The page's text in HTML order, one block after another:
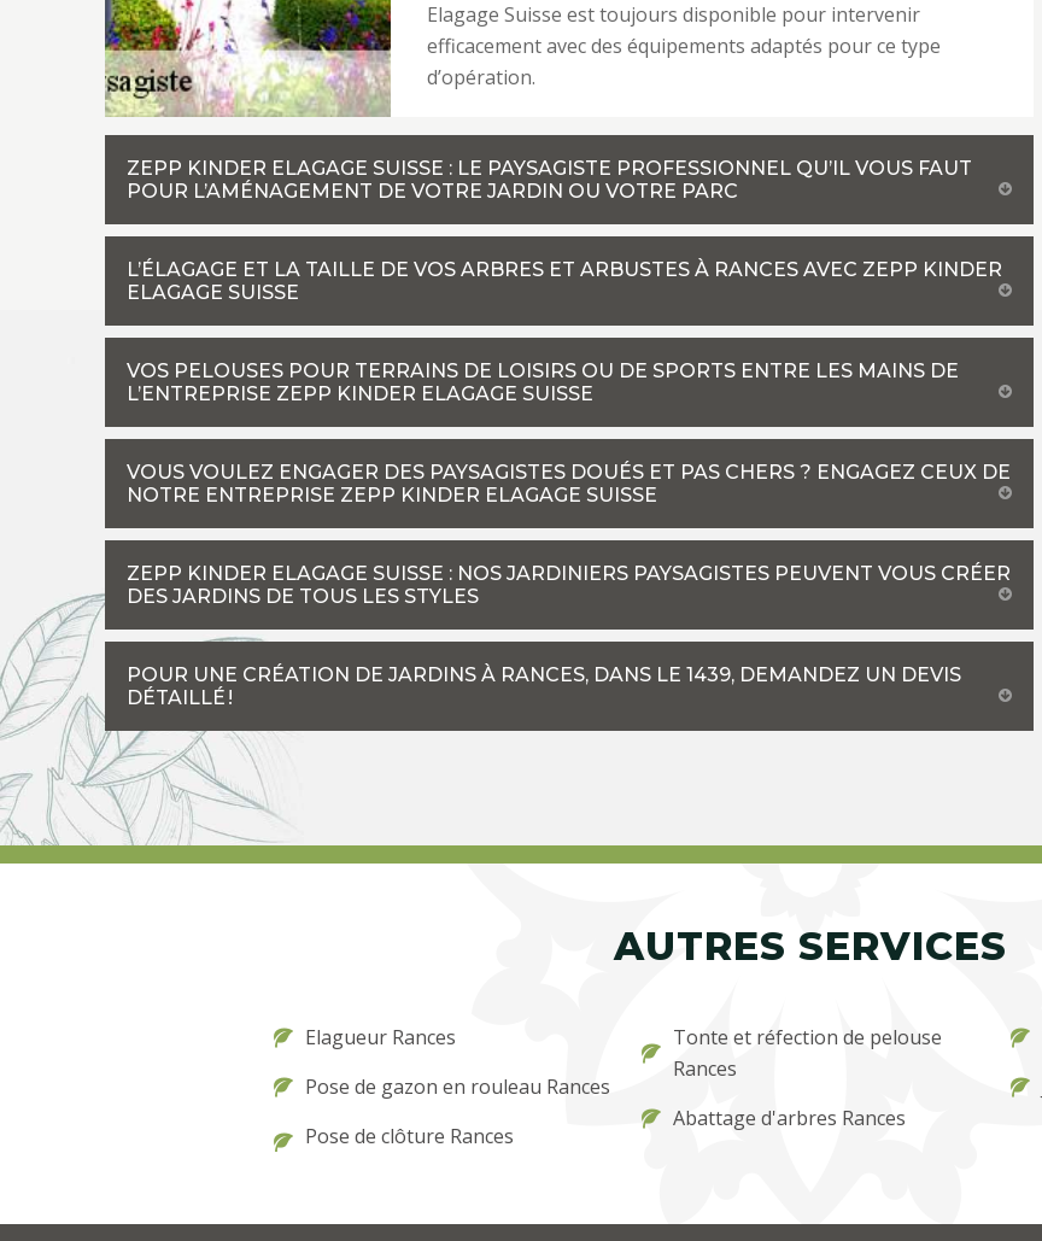
Elagage Suisse est toujours disponible pour intervenir
efficacement avec des équipements adaptés pour ce type
d’opération.
ZEPP KINDER ELAGAGE SUISSE : LE PAYSAGISTE PROFESSIONNEL QU’IL VOUS FAUT
POUR L’AMÉNAGEMENT DE VOTRE JARDIN OU VOTRE PARC
L’ÉLAGAGE ET LA TAILLE DE VOS ARBRES ET ARBUSTES À RANCES AVEC ZEPP KINDER
ELAGAGE SUISSE
VOS PELOUSES POUR TERRAINS DE LOISIRS OU DE SPORTS ENTRE LES MAINS DE
L’ENTREPRISE ZEPP KINDER ELAGAGE SUISSE
VOUS VOULEZ ENGAGER DES PAYSAGISTES DOUÉS ET PAS CHERS ? ENGAGEZ CEUX DE
NOTRE ENTREPRISE ZEPP KINDER ELAGAGE SUISSE
ZEPP KINDER ELAGAGE SUISSE : NOS JARDINIERS PAYSAGISTES PEUVENT VOUS CRÉER
DES JARDINS DE TOUS LES STYLES
POUR UNE CRÉATION DE JARDINS À RANCES, DANS LE 1439, DEMANDEZ UN DEVIS
DÉTAILLÉ !
AUTRES SERVICES
Elagueur Rances
Pose de gazon en rouleau Rances
Pose de clôture Rances
Tonte et réfection de pelouse
Rances
Abattage d'arbres Rances